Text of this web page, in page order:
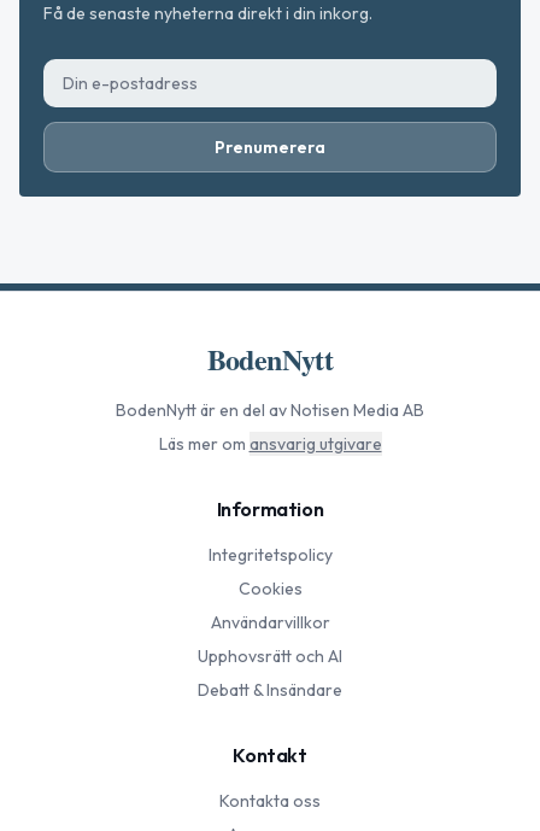
Få de senaste nyheterna direkt i din inkorg.
Prenumerera
BodenNytt
BodenNyttär en del av Notisen Media AB
Läs mer om ansvarig utgivare
Information
Integritetspolicy
Cookies
Användarvillkor
Upphovsrätt och AI
Debatt & Insändare
Kontakt
Kontakta oss